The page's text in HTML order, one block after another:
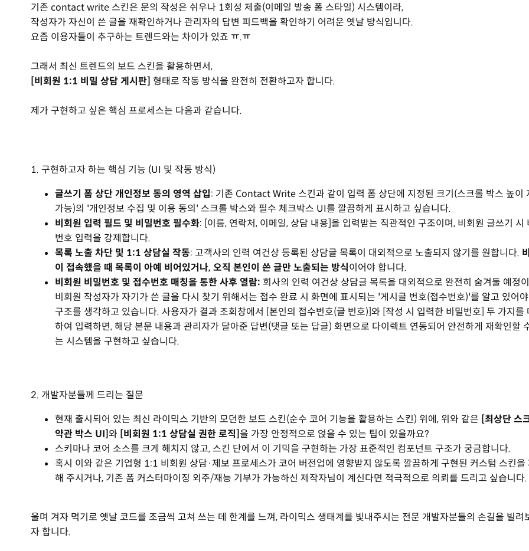
기존 contact write 스킨은 문의 작성은 쉬우나 1회성 제출(이메일 발송 폼 스타일) 시스템이라,
작성자가 자신이 쓴 글을 재확인하거나 관리자의 답변 피드백을 확인하기 어려운 옛날 방식입니다.
요즘 이용자들이 추구하는 트렌드와는 차이가 있죠 ㅠ.ㅠ
그래서 최신 트렌드의 보드 스킨을 활용하면서,
[비회원 1:1 비밀 상담 게시판] 형태로 작동 방식을 완전히 전환하고자 합니다.
제가 구현하고 싶은 핵심 프로세스는 다음과 같습니다.
1. 구현하고자 하는 핵심 기능 (UI 및 작동 방식)
글쓰기 폼 상단 개인정보 동의 영역 삽입: 기존 Contact Write 스킨과 같이 입력 폼 상단에 지정된 크기(스크롤 박스 높이
가능)의 '개인정보 수집 및 이용 동의' 스크롤 박스와 필수 체크박스 UI를 깔끔하게 표시하고 싶습니다.
비회원 입력 필드 및 비밀번호 필수화: [이름, 연락처, 이메일, 상담 내용]을 입력받는 직관적인 구조이며, 비회원 글쓰기 시
번호 입력을 강제합니다.
목록 노출 차단 및 1:1 상담실 작동: 고객사의 인력 여건상 등록된 상담글 목록이 대외적으로 노출되지 않기를 원합니다.
이 접속했을 때 목록이 아예 비어있거나, 오직 본인이 쓴 글만 노출되는 방식이어야 합니다.
비회원 비밀번호 및 접수번호 매칭을 통한 사후 열람: 회사의 인력 여건상 상담글 목록을 대외적으로 완전히 숨겨둘 예정
비회원 작성자가 자기가 쓴 글을 다시 찾기 위해서는 접수 완료 시 화면에 표시되는 '게시글 번호(접수번호)'를 알고 있어
구조를 생각하고 있습니다. 사용자가 결과 조회창에서 [본인의 접수번호(글 번호)]와 [작성 시 입력한 비밀번호] 두 가지를
하여 입력하면, 해당 본문 내용과 관리자가 달아준 답변(댓글 또는 답글) 화면으로 다이렉트 연동되어 안전하게 재확인할
는 시스템을 구현하고 싶습니다.
2. 개발자분들께 드리는 질문
현재 출시되어 있는 최신 라이믹스 기반의 모던한 보드 스킨(순수 코어 기능을 활용하는 스킨) 위에, 위와 같은 [최상단 스
약관 박스 UI]와 [비회원 1:1 상담실 권한 로직]을 가장 안정적으로 얹을 수 있는 팁이 있을까요?
스키마나 코어 소스를 크게 해치지 않고, 스킨 단에서 이 기믹을 구현하는 가장 표준적인 컴포넌트 구조가 궁금합니다.
혹시 이와 같은 기업형 1:1 비회원 상담·제보 프로세스가 코어 버전업에 영향받지 않도록 깔끔하게 구현된 커스텀 스킨을
해 주시거나, 기존 폼 커스터마이징 외주/재능 기부가 가능하신 제작자님이 계신다면 적극적으로 의뢰를 드리고 싶습니다.
울며 겨자 먹기로 옛날 코드를 조금씩 고쳐 쓰는 데 한계를 느껴, 라이믹스 생태계를 빛내주시는 전문 개발자분들의 손길을 빌려
자 합니다.